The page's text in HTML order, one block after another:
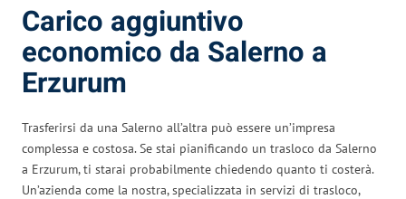
Carico aggiuntivo
economico da Salerno a
Erzurum
Trasferirsi da una Salerno all’altra può essere un’impresa
complessa e costosa. Se stai pianificando un trasloco da Salerno
a Erzurum, ti starai probabilmente chiedendo quanto ti costerà.
Un’azienda come la nostra, specializzata in servizi di trasloco,